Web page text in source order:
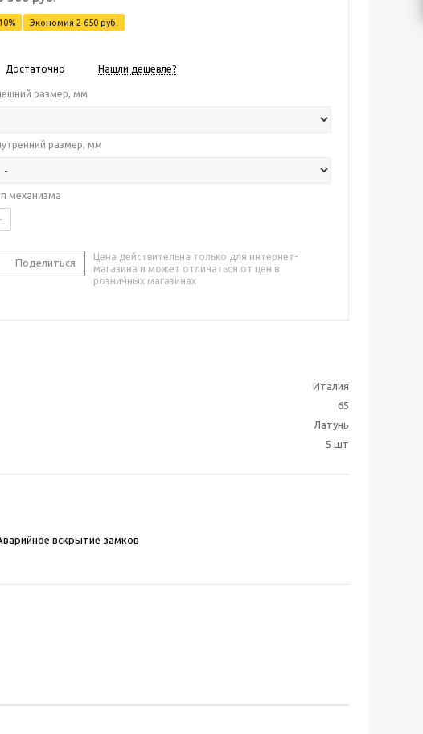
Экономия 2 650 руб.
Достаточно Нашли дешевле?
размер, мм
размер, мм
механизма
-
Поделиться
Цена действительна только для интернет-
магазина и может отличаться от цен в
розничных магазинах
Италия
65
Латунь
5 шт
вскрытие замков